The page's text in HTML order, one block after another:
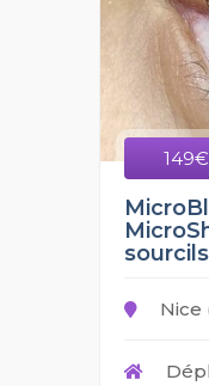
149€
sourcils
Nice